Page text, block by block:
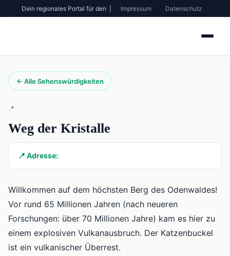
Dein regionales Portal für den | Impressum Datenschutz
← Alle Sehenswürdigkeiten
📍
Weg der Kristalle
📍 Adresse:
Willkommen auf dem höchsten Berg des Odenwaldes!
Vor rund 65 Millionen Jahren (nach neueren
Forschungen: über 70 Millionen Jahre) kam es hier zu
einem explosiven Vulkanausbruch. Der Katzenbuckel
ist ein vulkanischer Überrest.